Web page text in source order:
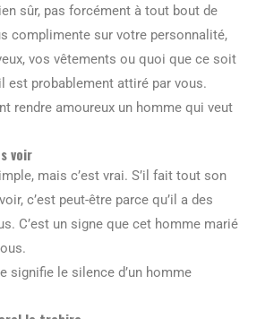
sûr, pas forcément à tout bout de
complimente sur votre personnalité,
vos vêtements ou quoi que ce soit
est probablement attiré par vous.
rendre amoureux un homme qui veut
voir
mais c’est vrai. S’il fait tout son
c’est peut-être parce qu’il a des
C’est un signe que cet homme marié
signifie le silence d’un homme